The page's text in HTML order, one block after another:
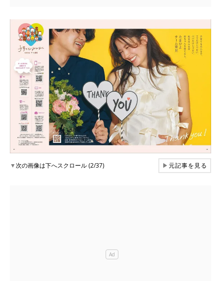
▼次の画像は下へスクロール (2/37) ▶元記事を見る